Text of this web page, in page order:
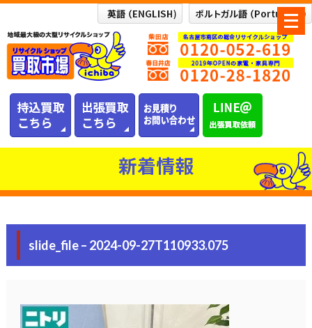
メ
ニ
ュ
ー
新着情報
slide_file – 2024-09-27T110933.075